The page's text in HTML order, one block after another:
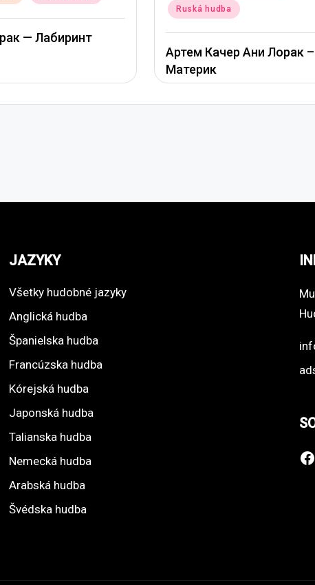
Артем Качер Ани Лорак –
in
Ани Лорак —
JAZYKY
Všetky hudobné jazyky
Anglická hudba
Španielska hudba
Francúzska hudba
Kórejská hudba
Japonská hudba
Talianska hudba
Nemecká hudba
Arabská hudba
Švédska hudba